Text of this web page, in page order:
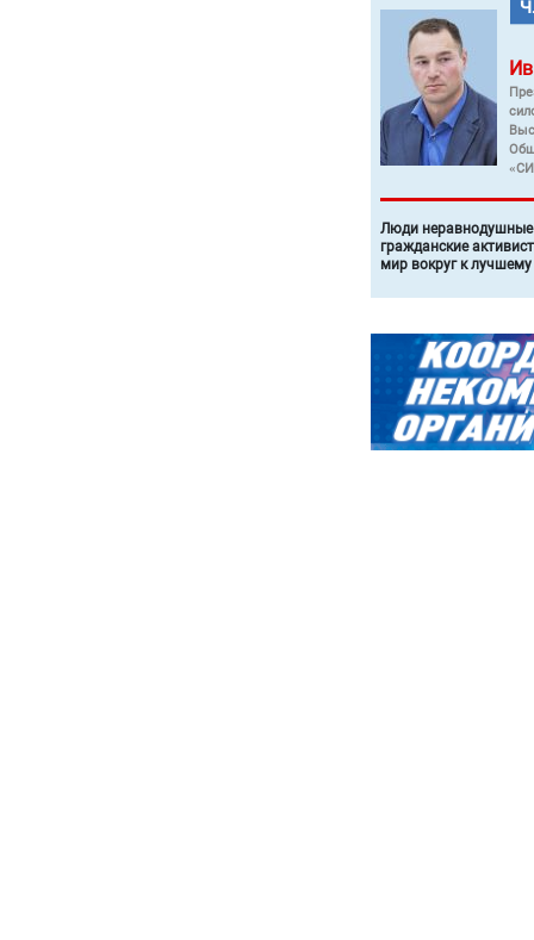
Люди неравнодушные
гражданские
мир вокруг к лучшему